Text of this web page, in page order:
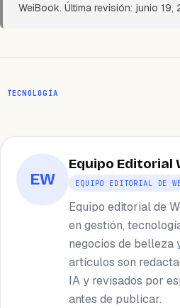
WeiBook. Última revisión: junio 19,
TECNOLOGÍA
EW
Equipo Editorial
EQUIPO EDITORIAL DE
Equipo editorial de
en gestión,
negocios de belleza
artículos son
IA y revisados por
antes de publicar.